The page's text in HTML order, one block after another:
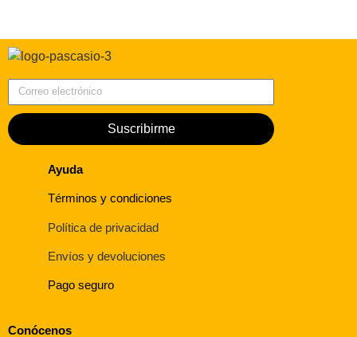
Suscribirme
Ayuda
Términos y condiciones
Política de privacidad
Envíos y devoluciones
Pago seguro
Conócenos